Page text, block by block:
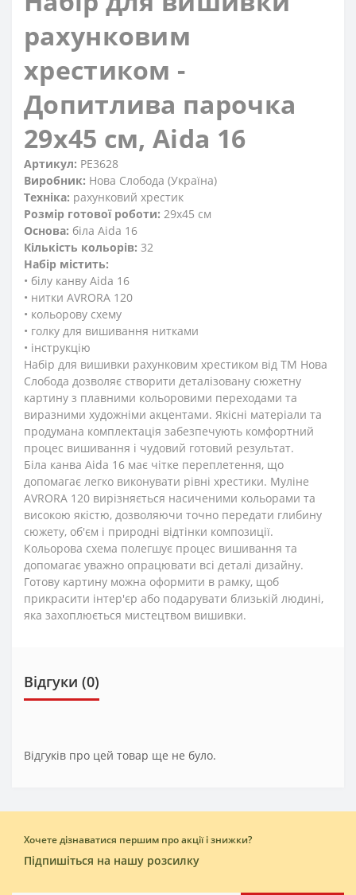
рахунковим
хрестиком -
Допитлива парочка
29x45 см, Aida 16
Артикул: РЕ3628
Виробник: Нова Слобода (Україна)
Техніка: рахунковий хрестик
Розмір готової роботи: 29x45 см
Основа: біла Aida 16
Кількість кольорів: 32
Набір містить:
• білу канву Aida 16
• нитки AVRORA 120
• кольорову схему
• голку для вишивання нитками
• інструкцію
Набір для вишивки рахунковим хрестиком від ТМ Нова
Слобода дозволяє створити деталізовану сюжетну
картину з плавними кольоровими переходами та
виразними художніми акцентами. Якісні матеріали та
продумана комплектація забезпечують комфортний
процес вишивання і чудовий готовий результат.
Біла канва Aida 16 має чітке переплетення, що
допомагає легко виконувати рівні хрестики. Муліне
AVRORA 120 вирізняється насиченими кольорами та
високою якістю, дозволяючи точно передати глибину
сюжету, об'єм і природні відтінки композиції.
Кольорова схема полегшує процес вишивання та
допомагає уважно опрацювати всі деталі дизайну.
Готову картину можна оформити в рамку, щоб
прикрасити інтер'єр або подарувати близькій людині,
яка захоплюється мистецтвом вишивки.
Відгуки (0)
Відгуків про цей товар ще не було.
Хочете дізнаватися першим про акції і знижки?
Підпишіться на нашу розсилку